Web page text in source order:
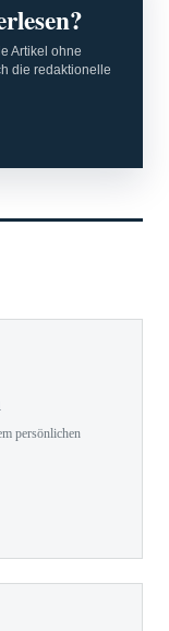
Artikel ohne
die redaktionelle
persönlichen